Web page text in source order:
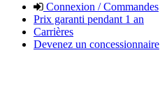
Connexion / Commandes
Prix garanti pendant 1 an
Carrières
Devenez un concessionnaire